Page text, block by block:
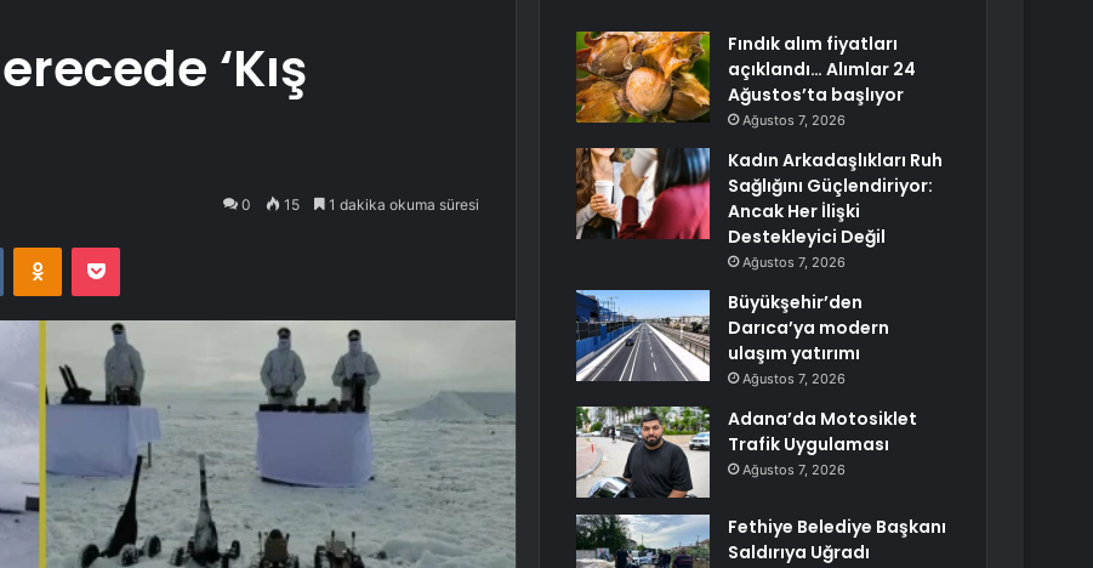
‘Kış
0 15 1 dakika okuma süresi
VKontakteOdnoklassniki
Pocket
Fındık alım fiyatları
açıklandı… Alımlar 24
Ağustos’ta başlıyor
Ağustos 7, 2026
Kadın Arkadaşlıkları Ruh
Sağlığını Güçlendiriyor:
Ancak Her İlişki
Destekleyici Değil
Ağustos 7, 2026
Büyükşehir’den
Darıca’ya modern
ulaşım yatırımı
Ağustos 7, 2026
Adana’da Motosiklet
Trafik Uygulaması
Ağustos 7, 2026
Fethiye Belediye Başkanı
Saldırıya Uğradı